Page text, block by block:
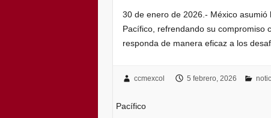
30 de enero de 2026.- México asumió
Pacífico, refrendando su compromiso
responda de manera eficaz a los
ccmexcol 5 febrero, 2026
Pacífico